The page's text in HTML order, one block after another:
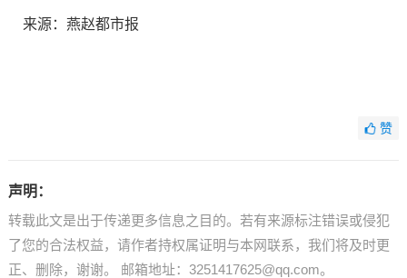
来源：燕赵都市报
赞
声明：
转载此文是出于传递更多信息之目的。若有来源标注错误或侵犯
了您的合法权益，请作者持权属证明与本网联系，我们将及时更
正、删除，谢谢。 邮箱地址：3251417625@qq.com。